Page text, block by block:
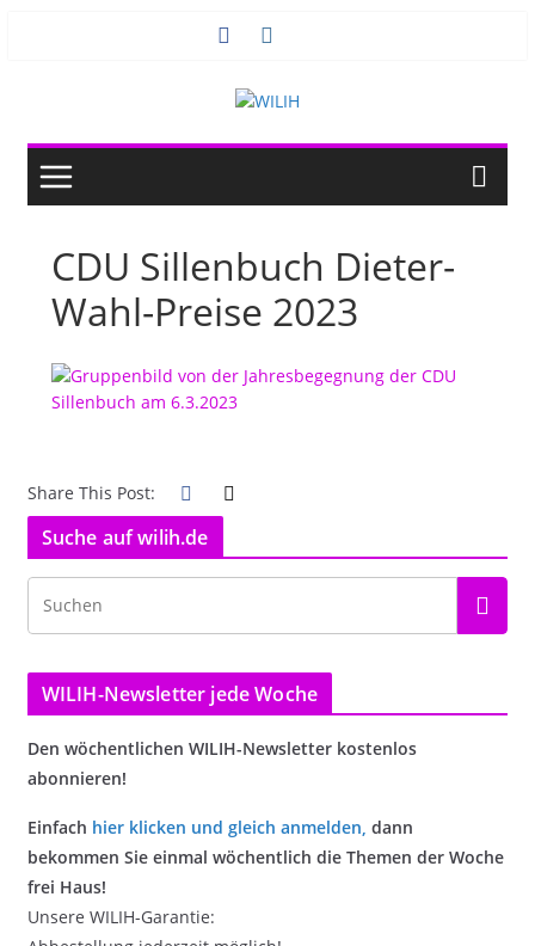
CDU Sillenbuch Dieter-
Wahl-Preise 2023
Share This Post:
Suche auf wilih.de
WILIH-Newsletter jede Woche
Den wöchentlichen WILIH-Newsletter kostenlos
abonnieren!
Einfach hier klicken und gleich anmelden, dann
bekommen Sie einmal wöchentlich die Themen der Woche
frei Haus!
Unsere WILIH-Garantie: